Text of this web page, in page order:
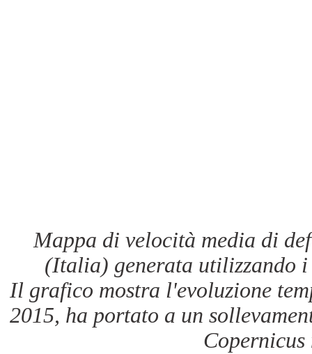
Mappa di velocità media di
(Italia) generata utilizzando
Il grafico mostra l'evoluzione
2015, ha portato a un